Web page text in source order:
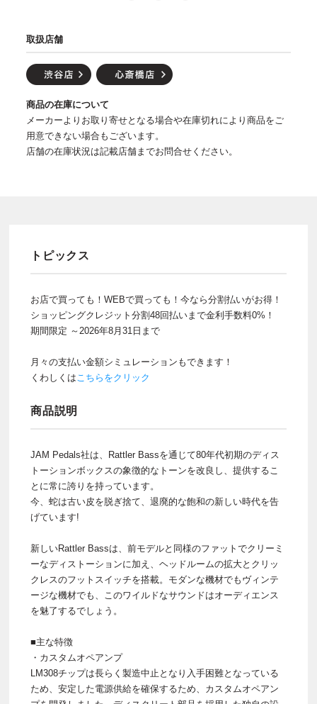
取扱店舗
商品の在庫について
メーカーよりお取り寄せとなる場合や在庫切れにより商品をご
用意できない場合もございます。
店舗の在庫状況は記載店舗までお問合せください。
トピックス
お店で買っても！WEBで買っても！今なら分割払いがお得！
ショッピングクレジット分割48回払いまで金利手数料0%！
期間限定 ～2026年8月31日まで
月々の支払い金額シミュレーションもできます！
くわしくはこちらをクリック
商品説明
JAM Pedals社は、Rattler Bassを通じて80年代初期のディス
トーションボックスの象徴的なトーンを改良し、提供するこ
とに常に誇りを持っています。
今、蛇は古い皮を脱ぎ捨て、退廃的な飽和の新しい時代を告
げています!
新しいRattler Bassは、前モデルと同様のファットでクリーミ
ーなディストーションに加え、ヘッドルームの拡大とクリッ
クレスのフットスイッチを搭載。モダンな機材でもヴィンテ
ージな機材でも、このワイルドなサウンドはオーディエンス
を魅了するでしょう。
■主な特徴
・カスタムオペアンプ
LM308チップは長らく製造中止となり入手困難となっている
ため、安定した電源供給を確保するため、カスタムオペアン